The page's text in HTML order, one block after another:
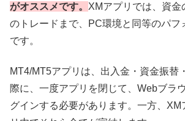
がオススメです。 XMアプリでは、資金
のトレードまで、PC環境と同等のパフ
です。
MT4/MT5アプリは、出入金・資金振替
際に、一度アプリを閉じて、Webブラ
グインする必要があります。一方、XM